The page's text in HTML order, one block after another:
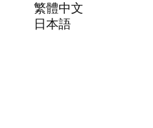
繁體中文
日本語